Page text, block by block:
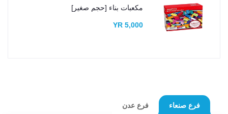
مكعبات بناء [حجم صغير]
5,000 YR
فرع صنعاء فرع عدن